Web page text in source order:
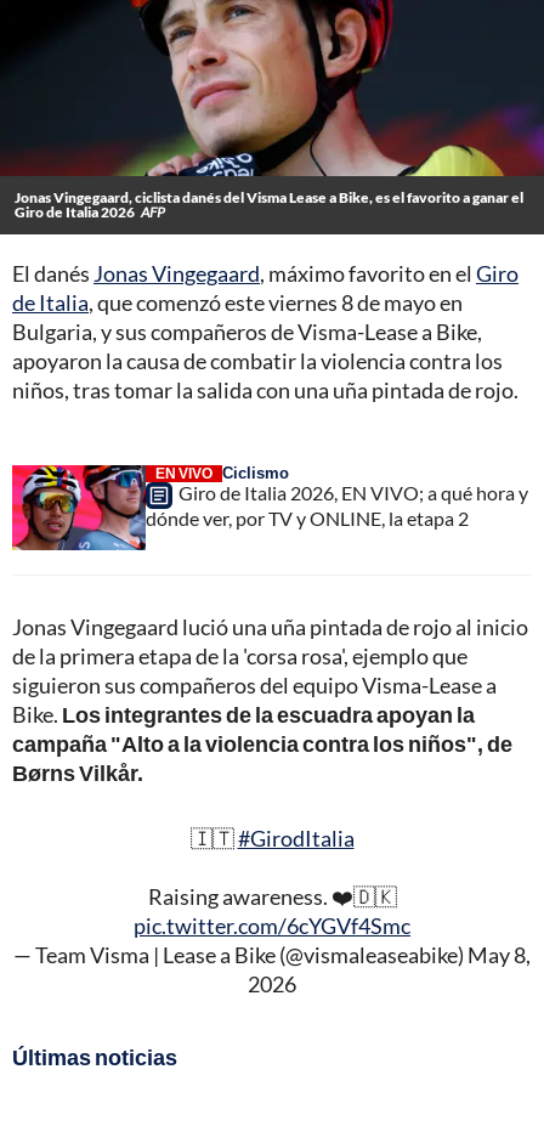
Jonas Vingegaard, ciclista danés del Visma Lease a Bike, es el favorito a ganar el
Giro de Italia 2026 AFP
El danés Jonas Vingegaard, máximo favorito en el Giro
de Italia, que comenzó este viernes 8 de mayo en
Bulgaria, y sus compañeros de Visma-Lease a Bike,
apoyaron la causa de combatir la violencia contra los
niños, tras tomar la salida con una uña pintada de rojo.
EN VIVO Ciclismo
Giro de Italia 2026, EN VIVO; a qué hora y
dónde ver, por TV y ONLINE, la etapa 2
Jonas Vingegaard lució una uña pintada de rojo al inicio
de la primera etapa de la 'corsa rosa', ejemplo que
siguieron sus compañeros del equipo Visma-Lease a
Bike. Los integrantes de la escuadra apoyan la
campaña "Alto a la violencia contra los niños", de
Børns Vilkår.
🇮🇹#GirodItalia
Raising awareness. ❤️🇩🇰
pic.twitter.com/6cYGVf4Smc
— Team Visma | Lease a Bike (@vismaleaseabike) May 8,
2026
Últimas noticias